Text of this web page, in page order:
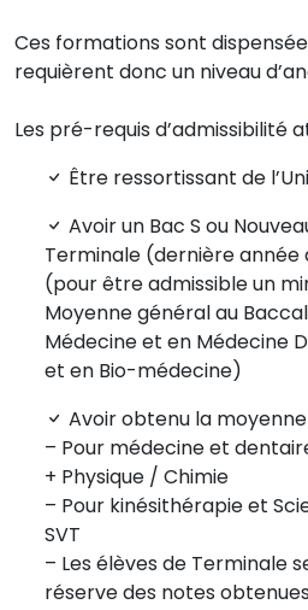
Ces formations sont
requièrent donc un niveau
Les pré-requis d’admissibilité
Être ressortissant de
Avoir un Bac S ou
Terminale (dernière année
(pour être admissible un
Moyenne général au
Médecine et en Médecine
et en Bio-médecine)
Avoir obtenu la moyenne
– Pour médecine et
+ Physique / Chimie
– Pour kinésithérapie et
SVT
– Les élèves de Terminale
réserve des notes